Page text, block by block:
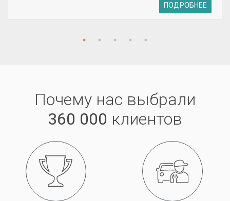
ПОДРОБНЕЕ
Почему нас выбрали
360 000 клиентов